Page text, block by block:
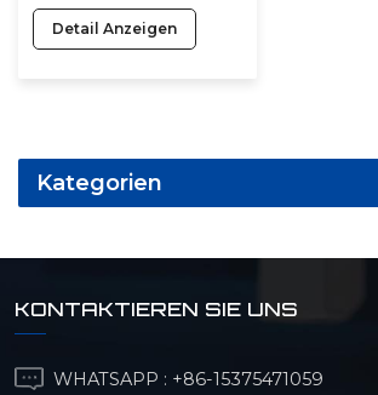
CNC-Fräsen,
bearbeitete eloxierte
Detail Anzeigen
Kategorien
KONTAKTIEREN SIE UNS
WHATSAPP : +86-15375471059